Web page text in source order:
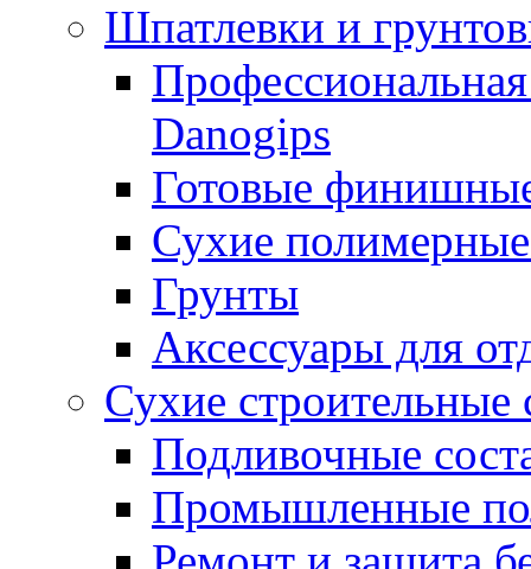
Шпатлевки и
Danogips
Готовые
Сухие
Грунты
Аксессуары для
Сухие строительные
Подливочные
Промышленные